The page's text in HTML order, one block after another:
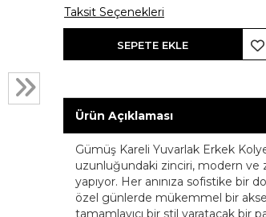
Taksit Seçenekleri
SEPETE EKLE
Ürün Açıklaması
Gümüş Kareli Yuvarlak Erkek
uzunluğundaki zinciri, modern ve
yapıyor. Her anınıza sofistike
özel günlerde mükemmel bir
tamamlayıcı bir stil yaratacak bir